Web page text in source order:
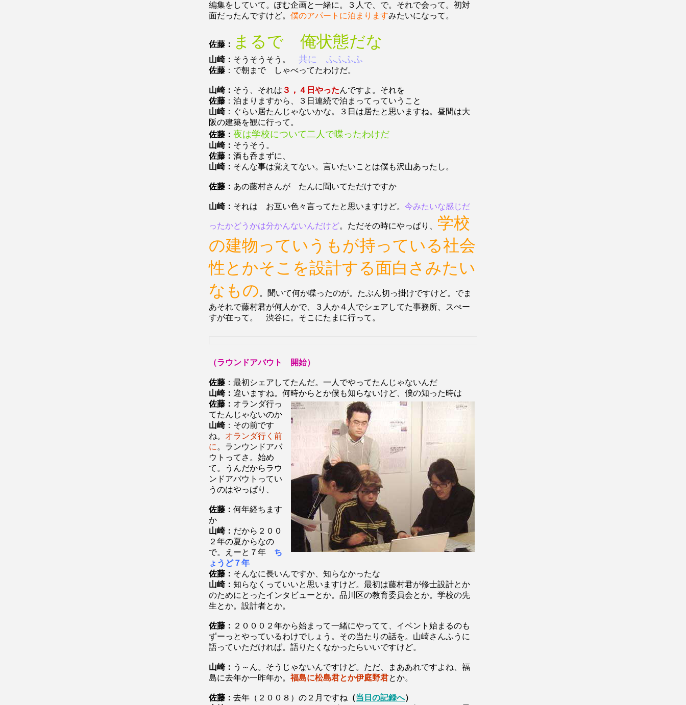
編集をしていて。ぽむ企画と一緒に。３人で、で。それで会って。初対
面だったんですけど。 僕のアパートに泊まりますみたいになって。
佐藤： まるで 俺状態だな
山崎： そうそうそう。 共に ふふふふ
佐藤 ：で朝まで しゃべってたわけだ。
山崎： そう、それは ３，４日やったんですよ。それを
佐藤 ：泊まりますから、３日連続で泊まってっていうこと
山崎：ぐらい居たんじゃないかな。３日は居たと思いますね。昼間は大
阪の建築を観に行って。
佐藤： 夜は学校について二人で喋ったわけだ
山崎： そうそう。
佐藤： 酒も呑まずに、
山崎： そんな事は覚えてない。言いたいことは僕も沢山あったし。
佐藤： あの藤村さんが たんに聞いてただけですか
山崎： それは お互い色々言ってたと思いますけど。 今みたいな感じだ
ったかどうかは分かんないんだけど。ただその時にやっぱり、 学校
の建物っていうもが持っている社会
性とかそこを設計する面白さみたい
なもの 。聞いて何か喋ったのが。たぶん切っ掛けですけど。でま
あそれで藤村君が何人かで、３人か４人でシェアしてた事務所、スぺー
すが在って。 渋谷に。そこにたまに行って。
（ラウンドアバウト 開始）
佐藤 ：最初シェアしてたんだ。一人でやってたんじゃないんだ
山崎： 違いますね。何時からとか僕も知らないけど、僕の知った時は
佐藤： オランダ行っ
てたんじゃないのか
山崎：その前です
ね。 オランダ行く前
に 。ランウンドアバ
ウトってさ。始め
て。うんだからラウ
ンドアバウトってい
うのはやっぱり、
佐藤： 何年経ちます
か
山崎： だから２００
２年の夏からなの
で。えーと７年 ち
ょうど７年
佐藤： そんなに長いんですか、知らなかったな
山崎： 知らなくっていいと思いますけど。最初は藤村君が修士設計とか
のためにとったインタビューとか。品川区の教育委員会とか。学校の先
生とか。設計者とか。
佐藤： ２０００２年から始まって一緒にやってて、イベント始まるのも
ずーっとやっているわけでしょう。その当たりの話を。山崎さんふうに
語っていただければ。語りたくなかったらいいですけど。
山崎： う～ん。そうじゃないんですけど。ただ、まああれですよね、福
島に去年か一昨年か。 福島に松島君とか伊庭野君とか。
佐藤： 去年（２００８）の２月ですね （当日の記録へ）